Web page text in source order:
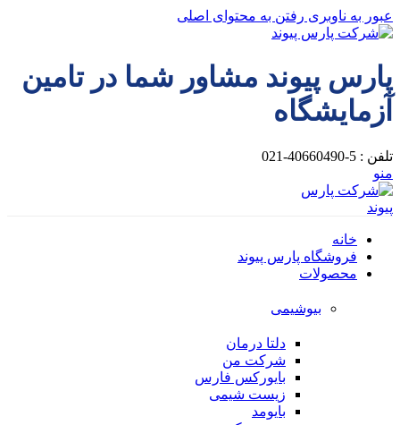
عبور به ناوبری رفتن به محتوای اصلی
پارس پیوند مشاور شما در تامین
آزمایشگاه
تلفن : 5-40660490-021
منو
خانه
فروشگاه پارس پیوند
محصولات
بیوشیمی
دلتا درمان
شرکت من
بایورکس فارس
زیست شیمی
بایومد